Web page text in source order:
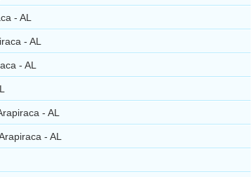
- AL
- AL
- AL
- AL
- AL